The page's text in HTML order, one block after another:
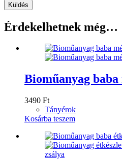
Küldés
Érdekelhetnek még…
Bioműanyag
3490 Ft
Tányérok
Kosárba teszem